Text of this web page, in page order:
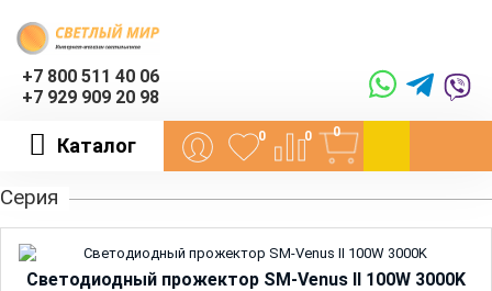
+7 800 511 40 06
+7 929 909 20 98
Каталог 0 0 0
Серия
Светодиодный прожектор SM-Venus II 100W 3000K